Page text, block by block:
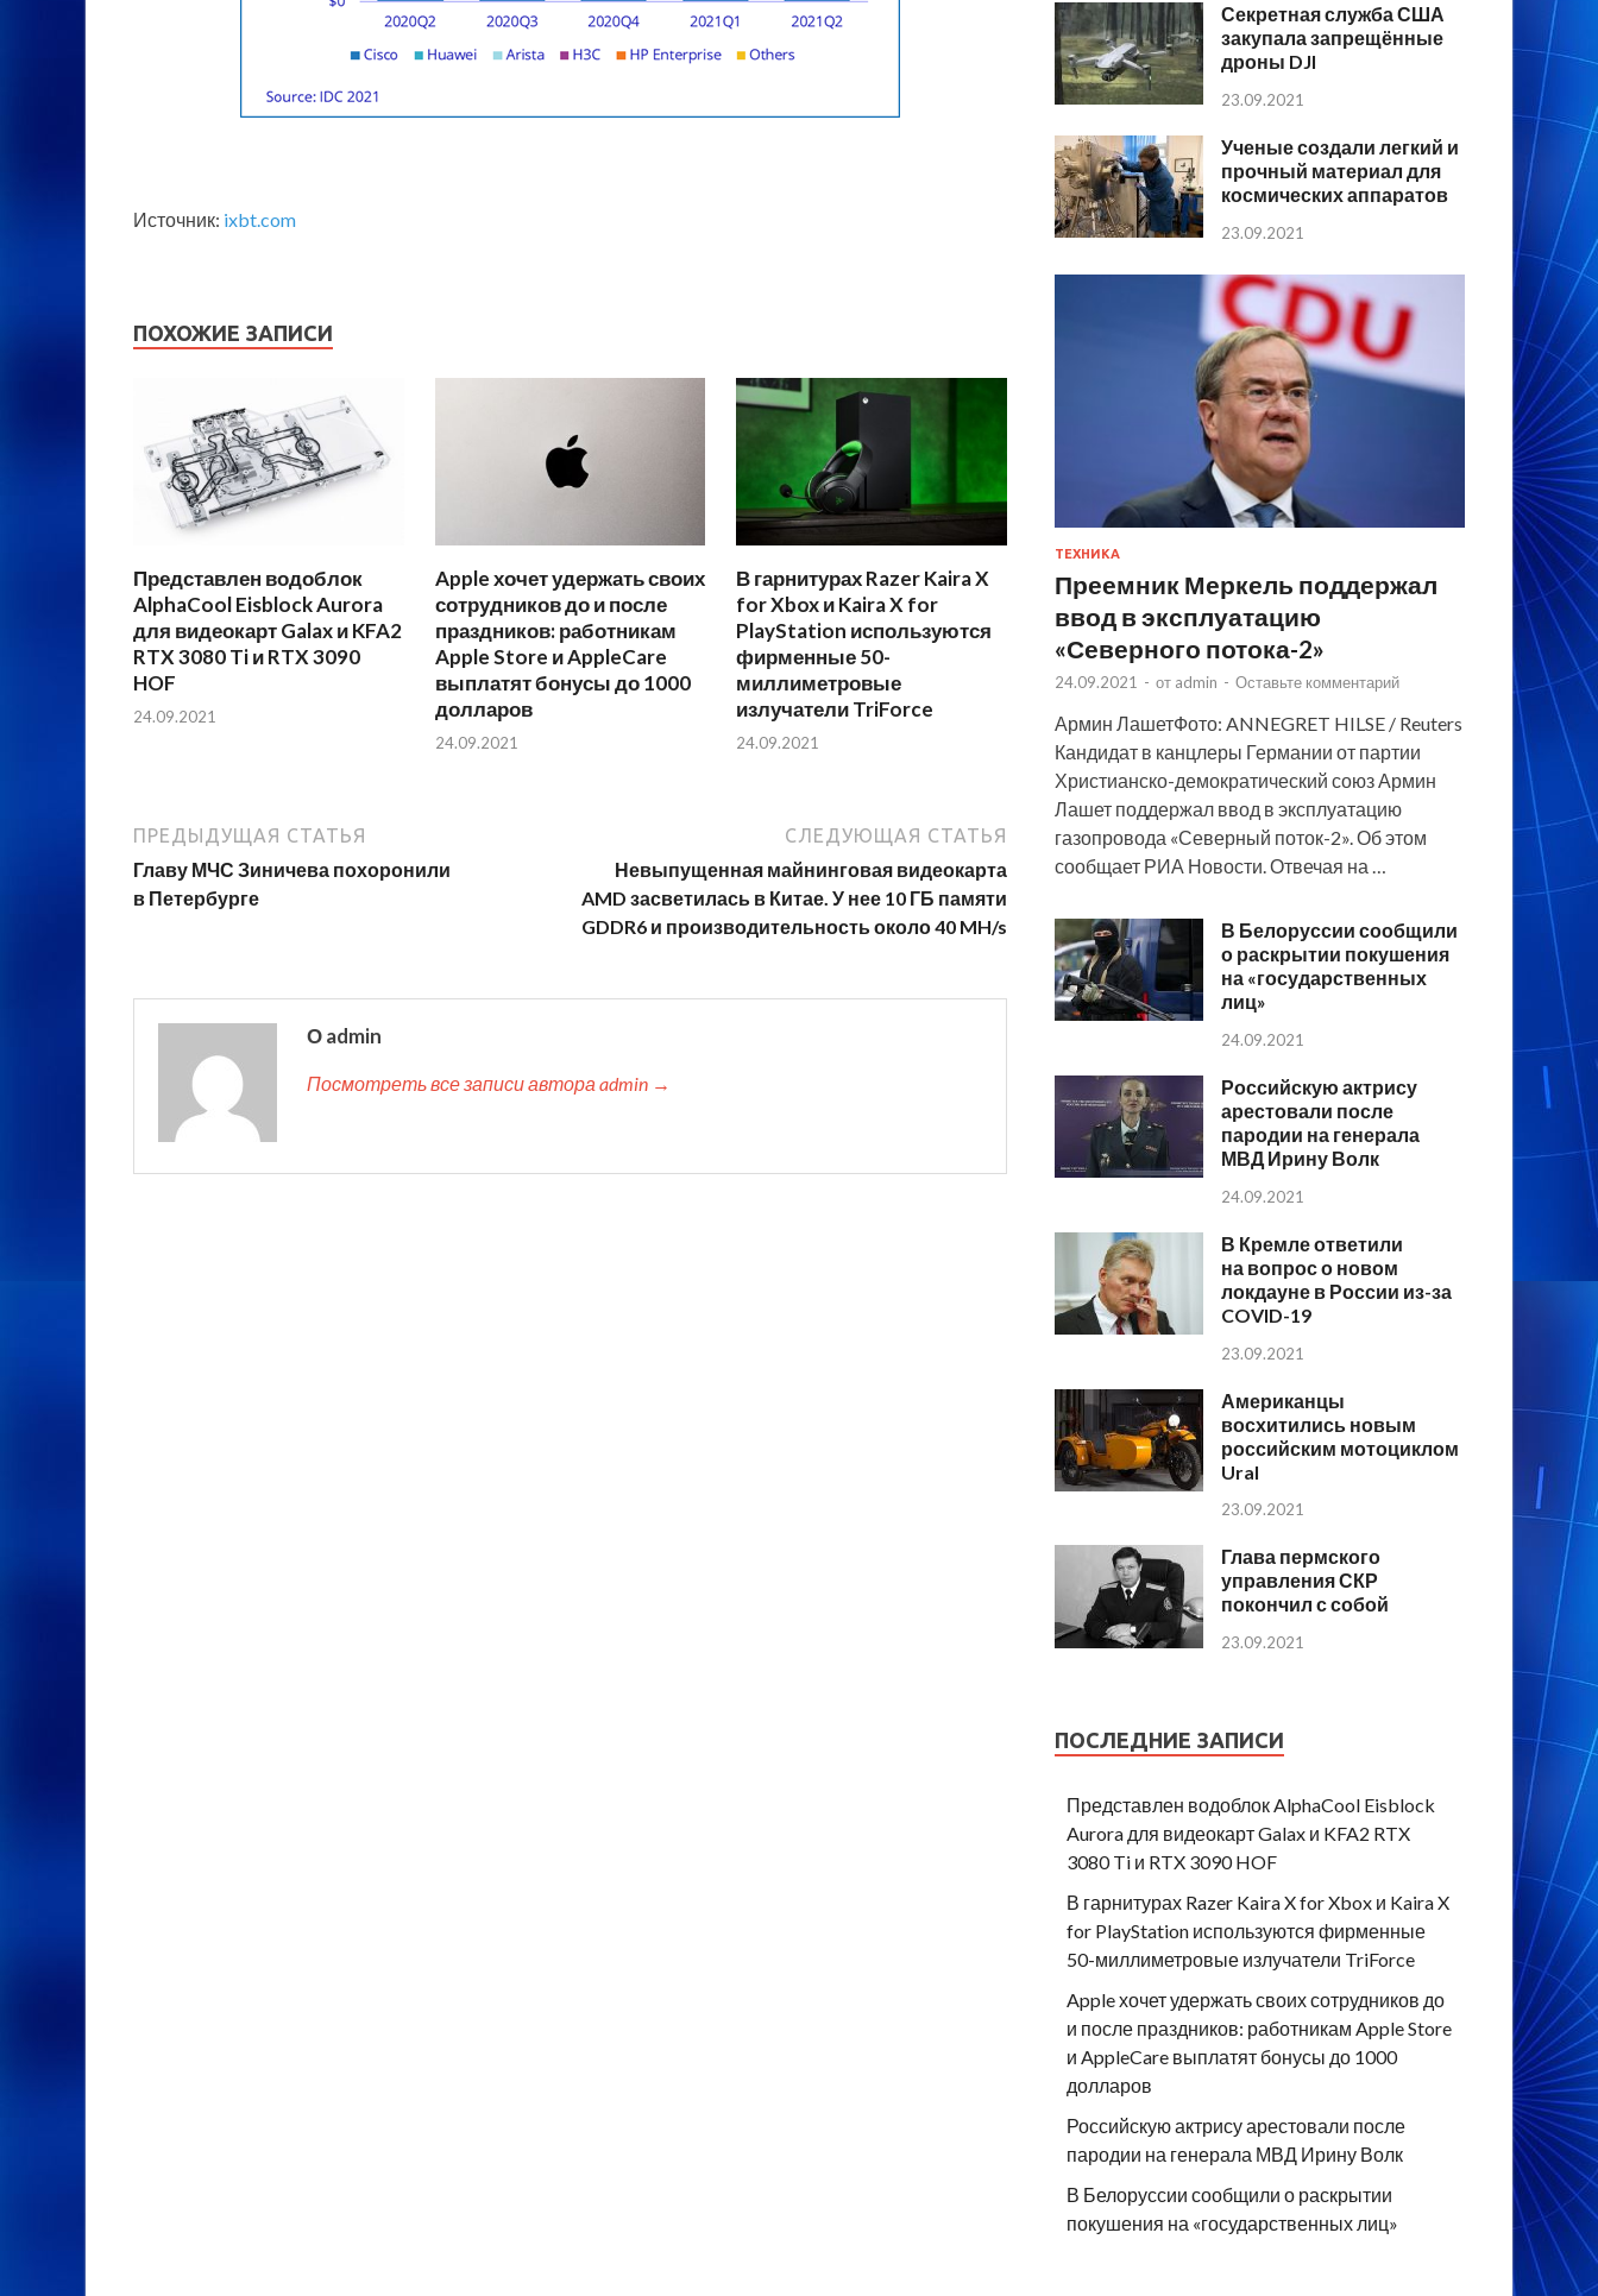
Источник: ixbt.com
ПОХОЖИЕ ЗАПИСИ
Представлен водоблок
AlphaCool Eisblock Aurora
для видеокарт Galax и KFA2
RTX 3080 Ti и RTX 3090
HOF
24.09.2021
Apple хочет удержать своих
сотрудников до и после
праздников: работникам
Apple Store и AppleCare
выплатят бонусы до 1000
долларов
24.09.2021
В гарнитурах Razer Kaira X
for Xbox и Kaira X for
PlayStation используются
фирменные 50-
миллиметровые
излучатели TriForce
24.09.2021
ПРЕДЫДУЩАЯ СТАТЬЯ
Главу МЧС Зиничева похоронили
в Петербурге
СЛЕДУЮЩАЯ СТАТЬЯ
Невыпущенная майнинговая видеокарта
AMD засветилась в Китае. У нее 10 ГБ памяти
GDDR6 и производительность около 40 MH/s
О admin
Посмотреть все записи автора admin →
Секретная служба США
закупала запрещённые
дроны DJI
23.09.2021
Ученые создали легкий и
прочный материал для
космических аппаратов
23.09.2021
ТЕХНИКА
Преемник Меркель поддержал
ввод в эксплуатацию
«Северного потока-2»
24.09.2021 - от admin - Оставьте комментарий
Армин ЛашетФото: ANNEGRET HILSE / Reuters
Кандидат в канцлеры Германии от партии
Христианско-демократический союз Армин
Лашет поддержал ввод в эксплуатацию
газопровода «Северный поток-2». Об этом
сообщает РИА Новости. Отвечая на …
В Белоруссии сообщили
о раскрытии покушения
на «государственных
лиц»
24.09.2021
Российскую актрису
арестовали после
пародии на генерала
МВД Ирину Волк
24.09.2021
В Кремле ответили
на вопрос о новом
локдауне в России из-за
COVID-19
23.09.2021
Американцы
восхитились новым
российским мотоциклом
Ural
23.09.2021
Глава пермского
управления СКР
покончил с собой
23.09.2021
ПОСЛЕДНИЕ ЗАПИСИ
Представлен водоблок AlphaCool Eisblock
Aurora для видеокарт Galax и KFA2 RTX
3080 Ti и RTX 3090 HOF
В гарнитурах Razer Kaira X for Xbox и Kaira X
for PlayStation используются фирменные
50-миллиметровые излучатели TriForce
Apple хочет удержать своих сотрудников до
и после праздников: работникам Apple Store
и AppleCare выплатят бонусы до 1000
долларов
Российскую актрису арестовали после
пародии на генерала МВД Ирину Волк
В Белоруссии сообщили о раскрытии
покушения на «государственных лиц»